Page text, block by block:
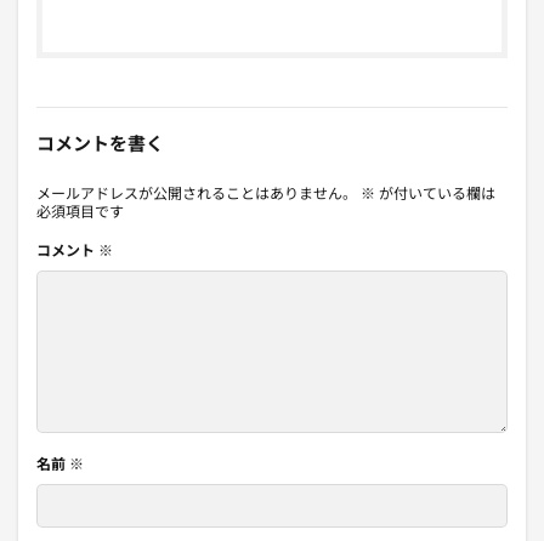
コメントを書く
メールアドレスが公開されることはありません。 ※ が付いている欄は
必須項目です
コメント ※
名前 ※